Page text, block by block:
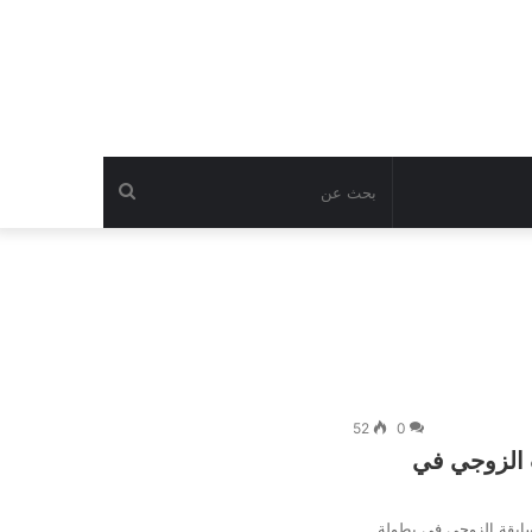
بحث
0
52
الزوجي في